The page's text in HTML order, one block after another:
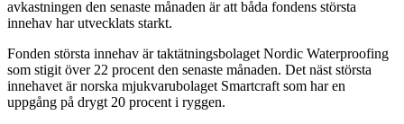
avkastningen den senaste månaden är att båda fondens största
innehav har utvecklats starkt.
Fonden största innehav är taktätningsbolaget Nordic Waterproofing
som stigit över 22 procent den senaste månaden. Det näst största
innehavet är norska mjukvarubolaget Smartcraft som har en
uppgång på drygt 20 procent i ryggen.